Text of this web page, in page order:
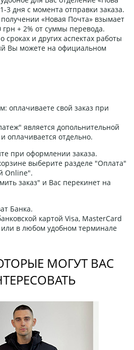
3 дня с момента отправки заказа.
«Новая Почта» взымает
+ 2% от суммы перевода.
сроках и других аспектах работы
Вы можете на официальном
оплачиваете свой заказ при
является допольнительной
оплачивается отдельно.
при оформлении заказа.
выберите разделе "Оплата"
Online".
заказ" и Вас перекинет на
Банка.
картой Visa, MasterCard
в любом удобном терминале
МОГУТ ВАС